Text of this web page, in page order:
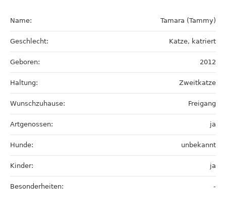
Name: Tamara (Tammy)
Geschlecht: Katze, katriert
Geboren: 2012
Haltung: Zweitkatze
Wunschzuhause: Freigang
Artgenossen: ja
Hunde: unbekannt
Kinder: ja
Besonderheiten: -